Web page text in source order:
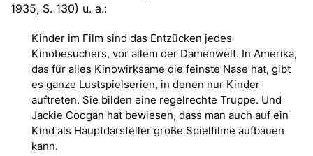
1935, S. 130) u. a.:
Kinder im Film sind das Entzücken jedes
Kinobesuchers, vor allem der Damenwelt. In Amerika,
das für alles Kinowirksame die feinste Nase hat, gibt
es ganze Lustspielserien, in denen nur Kinder
auftreten. Sie bilden eine regelrechte Truppe. Und
Jackie Coogan hat bewiesen, dass man auch auf ein
Kind als Hauptdarsteller große Spielfilme aufbauen
kann.